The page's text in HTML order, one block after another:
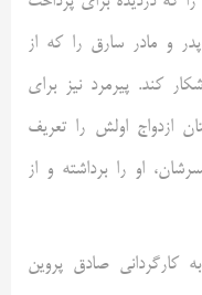
و مادر سارق را که از
کند. پیرمرد نیز برای
ازدواج اولش را تعریف
او را برداشته و از
کارگردانی صادق پروین